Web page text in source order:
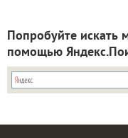
Попробуйте искать
помощью